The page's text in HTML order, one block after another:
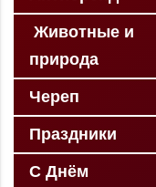
Животные и
природа
Череп
Праздники
С Днём